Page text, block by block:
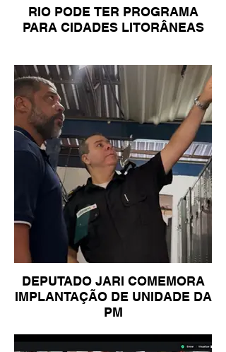
RIO PODE TER PROGRAMA
PARA CIDADES LITORÂNEAS
DEPUTADO JARI COMEMORA
IMPLANTAÇÃO DE UNIDADE DA
PM